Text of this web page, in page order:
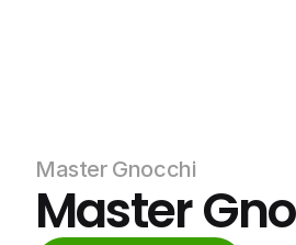
Master Gnocchi
Master